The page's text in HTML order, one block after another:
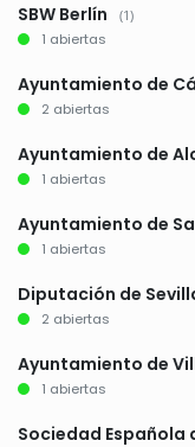
SBW Berlín (1)
1 abiertas
Ayuntamiento de
2 abiertas
Ayuntamiento de
1 abiertas
Ayuntamiento de
1 abiertas
Diputación de
2 abiertas
Ayuntamiento de
1 abiertas
Sociedad Española